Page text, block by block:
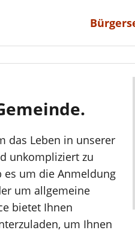
das Leben in unserer
unkompliziert zu
es um die Anmeldung
um allgemeine
bietet Ihnen
um Ihnen